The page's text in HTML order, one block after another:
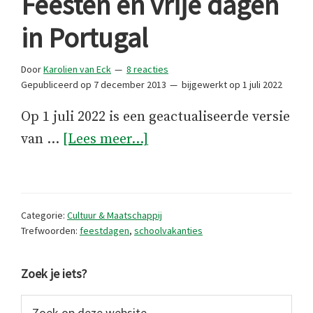
in Portugal
DoorKarolien van Eck
8 reacties
Gepubliceerd op 7 december 2013 bijgewerkt op 1 juli 2022
Op 1 juli 2022 is een geactualiseerde versie
van … [Lees meer...]
in
Categorie: Cultuur & Maatschappij
Trefwoorden: feestdagen, schoolvakanties
Primaire
Sidebar
Zoek je iets?